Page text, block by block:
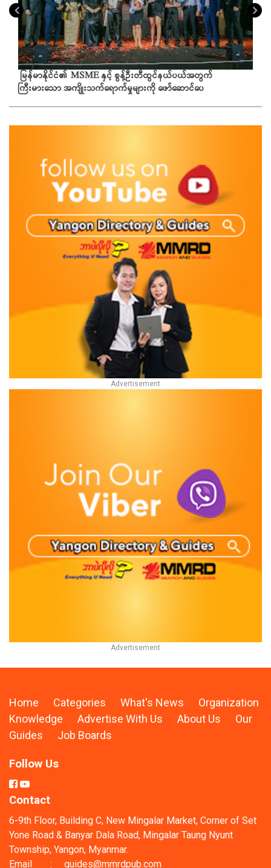
မြန်မာနိုင်ငံ၏ MSME နှင့် စွန့်ဦးတီထွင်နယ်ပယ်အတွက်
ကြီးမားသော အကျိုးသက်ရောက်မှုများကို ဖော်ဆောင်ပေ
Home Categories What's News
Organization
Knowledge
Advertise With Us About Us
Our
Guides
Job Boards
Follow Us
Contact
6-9th Floor, Building C, New Mingalar Market, Corner of Set
Yone Road & Banyar Dala Road, Mingalar Taung Nyunt
Township, Yangon, Myanmar.
Email
: guides@mmrdpub.com